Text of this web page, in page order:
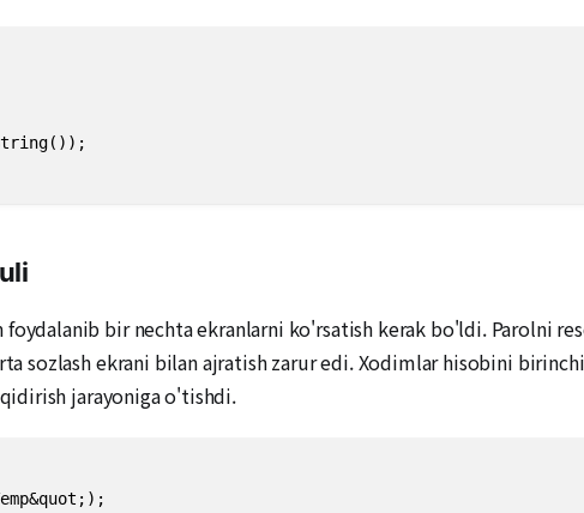
bir nechta ekranlarni ko'rsatish kerak bo'ldi. Parolni
sozlash ekrani bilan ajratish zarur edi. Xodimlar hisobini
jarayoniga o'tishdi.